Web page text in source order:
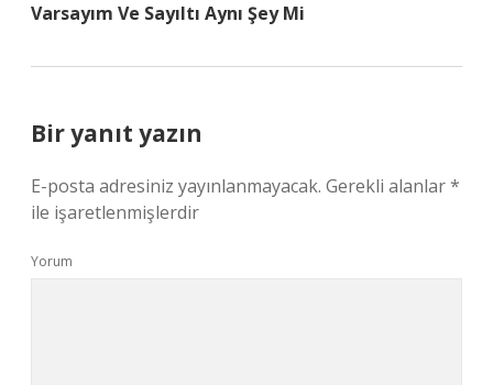
Varsayım Ve Sayıltı Aynı Şey Mi
Bir yanıt yazın
E-posta adresiniz yayınlanmayacak. Gerekli alanlar*
ile işaretlenmişlerdir
Yorum